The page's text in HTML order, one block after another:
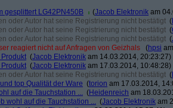
gesplittert LG42PN450B
(Jacob Elektronik am
oder Autor hat seine Registrierung nicht bestätigt (
oder Autor hat seine Registrierung nicht bestätigt (
oder Autor hat seine Registrierung nicht bestätigt (
reagiert nicht auf Anfragen von Geizhals (hpsi
(Jacob Elektronik am 14.03.2014, 20:23:27)
(Jacob Elektronik am 17.03.2014, 10:48:28)
oder Autor hat seine Registrierung nicht bestätigt (
top Qualität der Ware (torion am 17.03.2014,
auf die Tauchstation ... (Heidenreich am
wohl auf die Tauchstation ... (Jacob Elektronik am